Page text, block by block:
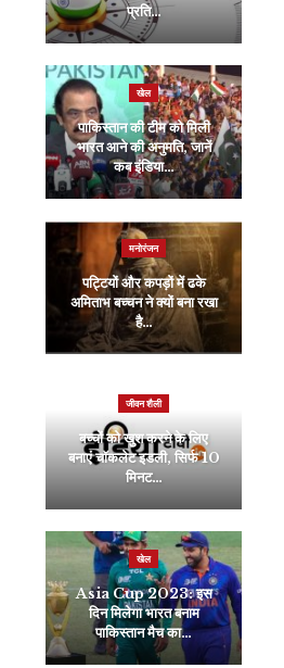
प्रति…
खेल
पाकिस्तान की टीम को मिली
भारत आने की अनुमति, जानें
कब इंडिया…
मनोरंजन
पट्टियों और कपड़ों में ढके
अमिताभ बच्चन ने क्यों बना रखा
है…
जीवन शैली
बच्चों को खुश करने के लिए
बनाएं चॉकलेट इडली, सिर्फ 10
मिनट…
खेल
Asia Cup 2023: इस
दिन मिलेगा भारत बनाम
पाकिस्तान मैच का…